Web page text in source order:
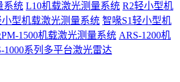
系统 L10机载激光测量系统 R2轻小型机
小型机载激光测量系统 智喙S1轻小型机
1500机载激光测量系统 ARS-1200机
1000系列多平台激光雷达